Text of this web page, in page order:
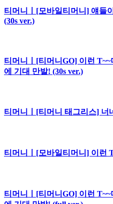
티머니ㅣ[모바일티머니] 얘들
(30s ver.)
티머니ㅣ[티머니GO] 이런
에 기대 만발! (30s ver.)
티머니ㅣ[티머니 태그리스] 너
티머니ㅣ[모바일티머니] 이런
티머니ㅣ[티머니GO] 이런